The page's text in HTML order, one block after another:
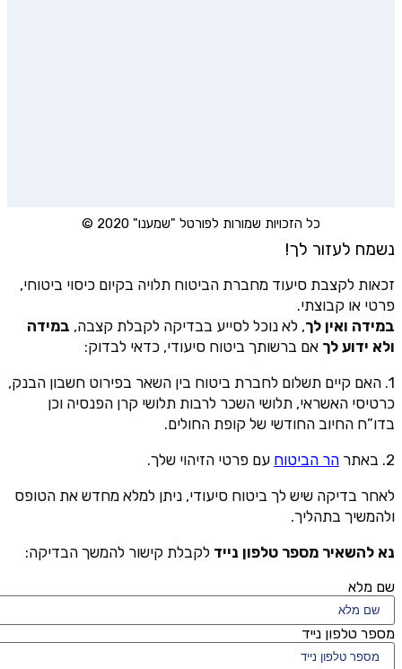
כל הזכויות שמורות לפורטל "שמענו" 2020 ©
נשמח לעזור לך!
זכאות לקצבת סיעוד מחברת הביטוח תלויה בקיום כיסוי ביטוחי,
פרטי או קבוצתי.
במידה ואין לך, לא נוכל לסייע בבדיקה לקבלת קצבה, במידה
ולא ידוע לך אם ברשותך ביטוח סיעודי, כדאי לבדוק:
1. האם קיים תשלום לחברת ביטוח בין השאר בפירוט חשבון הבנק,
כרטיסי האשראי, תלושי השכר לרבות תלושי קרן הפנסיה וכן
בדו”ח החיוב החודשי של קופת החולים.
2. באתר
הר הביטוח עם פרטי הזיהוי שלך.
לאחר בדיקה שיש לך ביטוח סיעודי, ניתן למלא מחדש את הטופס
ולהמשיך בתהליך.
נא להשאיר מספר טלפון נייד לקבלת קישור להמשך הבדיקה:
שם מלא
מספר טלפון נייד